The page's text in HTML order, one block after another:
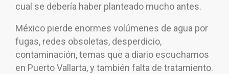
cual se debería haber planteado mucho antes.
México pierde enormes volúmenes de agua por
fugas, redes obsoletas, desperdicio,
contaminación, temas que a diario escuchamos
en Puerto Vallarta, y también falta de tratamiento.